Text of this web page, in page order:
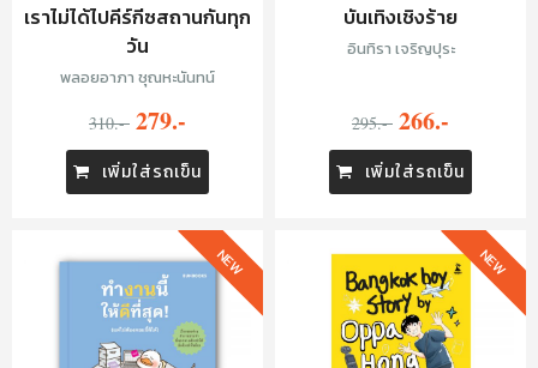
เราไม่ได้ไปคีร์กีซสถานกันทุก
วัน
พลอยอาภา ชุณหะนันทน์
310.- 279.-
เพิ่มใส่รถเข็น
บันเทิงเชิงร้าย
อินทิรา เจริญปุระ
295.- 266.-
เพิ่มใส่รถเข็น
NEW NEW